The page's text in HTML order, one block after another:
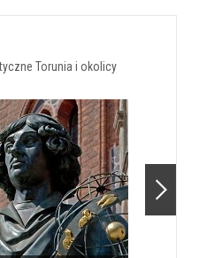
Torunia i okolicy